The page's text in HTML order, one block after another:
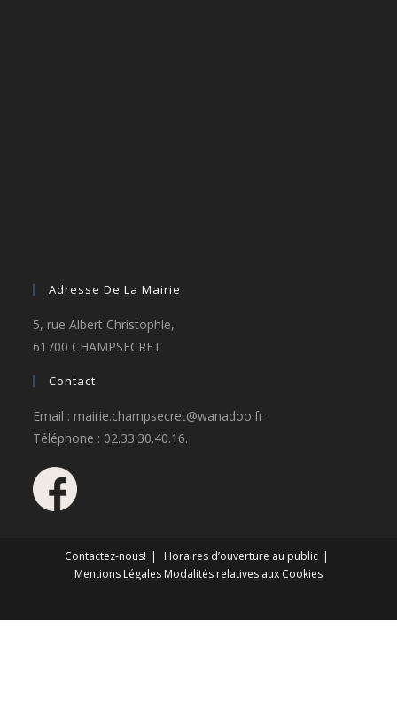
Adresse De La Mairie
5, rue Albert Christophle,
61700 CHAMPSECRET
Contact
Email : mairie.champsecret@wanadoo.fr
Téléphone : 02.33.30.40.16.
Contactez-nous!
Horaires d’ouverture au public
Mentions Légales Modalités relatives aux Cookies